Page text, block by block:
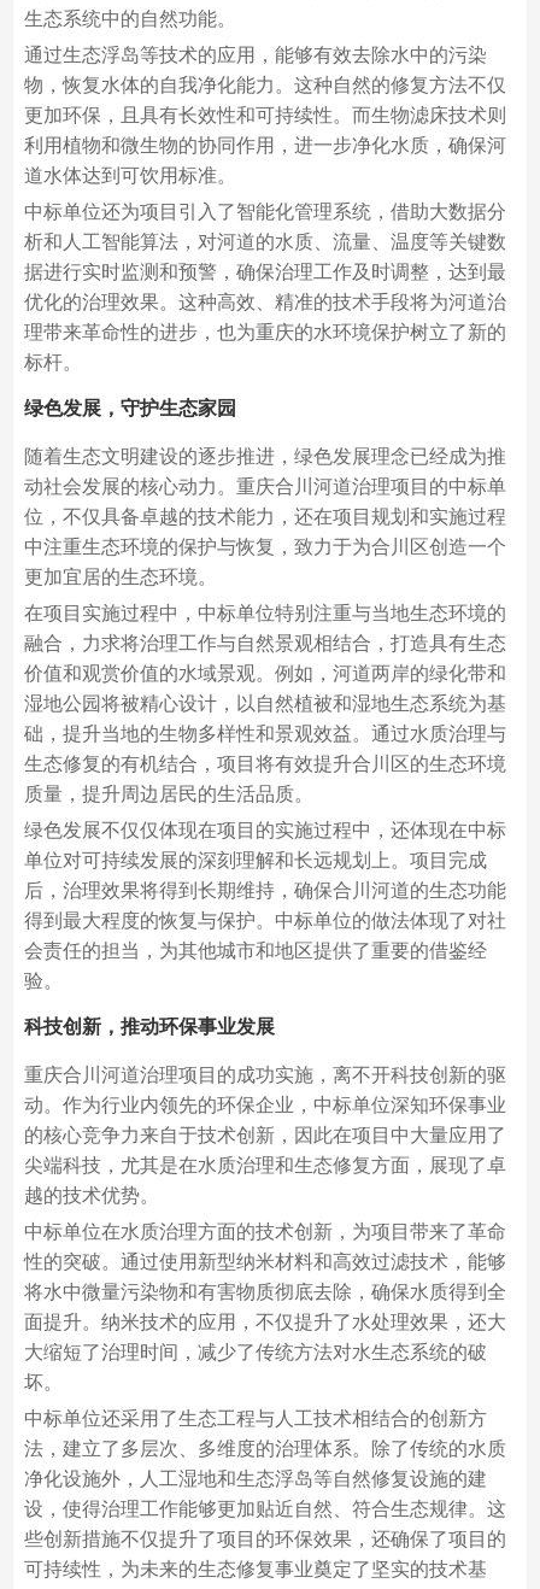
生态系统中的自然功能。
通过生态浮岛等技术的应用，能够有效去除水中的污染
物，恢复水体的自我净化能力。这种自然的修复方法不仅
更加环保，且具有长效性和可持续性。而生物滤床技术则
利用植物和微生物的协同作用，进一步净化水质，确保河
道水体达到可饮用标准。
中标单位还为项目引入了智能化管理系统，借助大数据分
析和人工智能算法，对河道的水质、流量、温度等关键数
据进行实时监测和预警，确保治理工作及时调整，达到最
优化的治理效果。这种高效、精准的技术手段将为河道治
理带来革命性的进步，也为重庆的水环境保护树立了新的
标杆。
绿色发展，守护生态家园
随着生态文明建设的逐步推进，绿色发展理念已经成为推
动社会发展的核心动力。重庆合川河道治理项目的中标单
位，不仅具备卓越的技术能力，还在项目规划和实施过程
中注重生态环境的保护与恢复，致力于为合川区创造一个
更加宜居的生态环境。
在项目实施过程中，中标单位特别注重与当地生态环境的
融合，力求将治理工作与自然景观相结合，打造具有生态
价值和观赏价值的水域景观。例如，河道两岸的绿化带和
湿地公园将被精心设计，以自然植被和湿地生态系统为基
础，提升当地的生物多样性和景观效益。通过水质治理与
生态修复的有机结合，项目将有效提升合川区的生态环境
质量，提升周边居民的生活品质。
绿色发展不仅仅体现在项目的实施过程中，还体现在中标
单位对可持续发展的深刻理解和长远规划上。项目完成
后，治理效果将得到长期维持，确保合川河道的生态功能
得到最大程度的恢复与保护。中标单位的做法体现了对社
会责任的担当，为其他城市和地区提供了重要的借鉴经
验。
科技创新，推动环保事业发展
重庆合川河道治理项目的成功实施，离不开科技创新的驱
动。作为行业内领先的环保企业，中标单位深知环保事业
的核心竞争力来自于技术创新，因此在项目中大量应用了
尖端科技，尤其是在水质治理和生态修复方面，展现了卓
越的技术优势。
中标单位在水质治理方面的技术创新，为项目带来了革命
性的突破。通过使用新型纳米材料和高效过滤技术，能够
将水中微量污染物和有害物质彻底去除，确保水质得到全
面提升。纳米技术的应用，不仅提升了水处理效果，还大
大缩短了治理时间，减少了传统方法对水生态系统的破
坏。
中标单位还采用了生态工程与人工技术相结合的创新方
法，建立了多层次、多维度的治理体系。除了传统的水质
净化设施外，人工湿地和生态浮岛等自然修复设施的建
设，使得治理工作能够更加贴近自然、符合生态规律。这
些创新措施不仅提升了项目的环保效果，还确保了项目的
可持续性，为未来的生态修复事业奠定了坚实的技术基